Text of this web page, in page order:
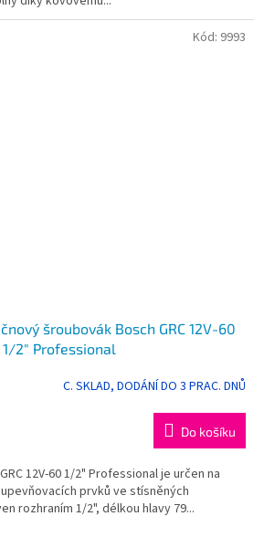
šroubovák Bosch GRC 12V-60
1/2" Professional
C. SKLAD, DODÁNÍ DO 3 PRAC. DNŮ
Do košíku
12V-60 1/2" Professional je určen na
prvků ve stísněných
rozhraním 1/2", délkou hlavy 79...
Kód: 9993